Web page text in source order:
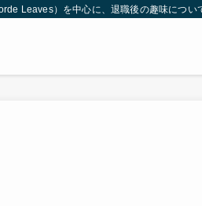
Leaves）を中心に、退職後の趣味につい